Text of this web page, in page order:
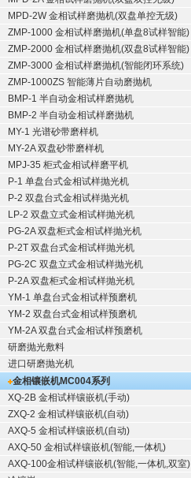
MPD-2W 金相试样磨抛机(双盘单控无级)
ZMP-1000 金相试样磨抛机(单盘8试样智能)
ZMP-2000 金相试样磨抛机(双盘8试样智能)
ZMP-3000 金相试样磨抛机(智能闭环系统)
ZMP-1000ZS 智能薄片自动磨抛机
BMP-1 半自动金相试样磨抛机
BMP-2 半自动金相试样磨抛机
MY-1 光谱砂带磨样机
MY-2A 双盘砂带磨样机
MPJ-35 柜式金相试样磨平机
P-1 单盘台式金相试样抛光机
P-2 双盘台式金相试样抛光机
LP-2 双盘立式金相试样抛光机
PG-2A 双盘柜式金相试样抛光机
P-2T 双盘台式金相试样抛光机
PG-2C 双盘立式金相试样抛光机
P-2A 双盘柜式金相试样抛光机
YM-1 单盘台式金相试样预磨机
YM-2 双盘台式金相试样预磨机
YM-2A 双盘台式金相试样预磨机
研磨抛光敷料
进口研磨抛光机
金相镶嵌机MC004系列
XQ-2B 金相试样镶嵌机(手动)
ZXQ-2 金相试样镶嵌机(自动)
AXQ-5 金相试样镶嵌机(自动)
AXQ-50 金相试样镶嵌机(智能,一体机)
AXQ-100金相试样镶嵌机(智能,一体机,双室)